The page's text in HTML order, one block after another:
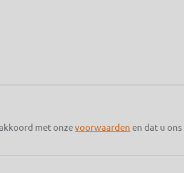
met onzevoorwaarden en dat u ons